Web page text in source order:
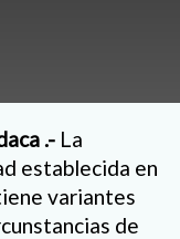
.- La
establecida en
variantes
de